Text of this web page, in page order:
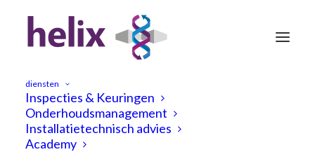
diensten
Inspecties & Keuringen
Onderhoudsmanagement
Installatietechnisch advies
Academy